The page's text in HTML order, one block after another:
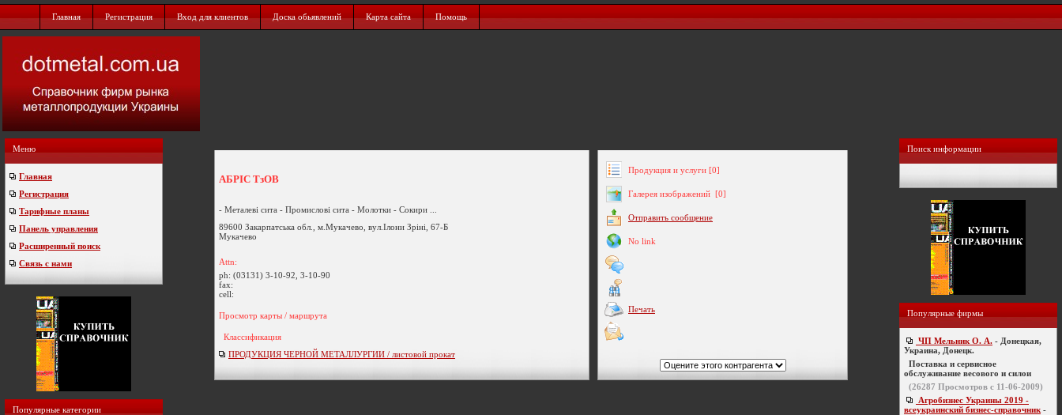
Главная Регистрация Вход для клиентов Доска обьявлений Карта сайта Помощь
Меню
Главная
Регистрация
Тарифные планы
Панель управления
Расширенный поиск
Связь с нами
Популярные категории
АБРІС ТзОВ
- Металеві сита - Промислові сита - Молотки - Сокири ...
89600 Закарпатська обл., м.Мукачево, вул.Ілони Зріні, 67-Б
Мукачево
Attn:
ph: (03131) 3-10-92, 3-10-90
fax:
cell:
Просмотр карты / маршрута
Классификация
ПРОДУКЦИЯ ЧЕРНОЙ МЕТАЛЛУРГИИ / листовой прокат
Продукция и услуги [0]
Галерея изображений [0]
Отправить сообщение
No link
Печать
Поиск информации
Популярные фирмы
ЧП Мельник О. А. - Донецкая,
Украина, Донецк.
Поставка и сервисное
обслуживание весового и силои
(26287 Просмотров с 11-06-2009)
Агробизнес Украины 2019 -
всеукраинский бизнес-справочник -